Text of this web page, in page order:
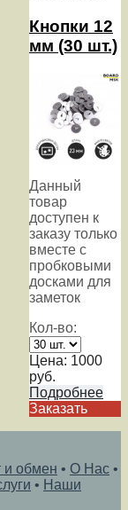
Кнопки 12
мм (30 шт.)
Данный
товар
доступен к
заказу только
вместе с
пробковыми
досками для
заметок
Кол-во:
Цена: 1000
руб.
Подробнее
Заказать
и обмен • О Нас •
• Наши